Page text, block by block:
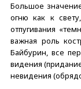
Большое
огню как к
отпугивания
важная роль
Байбурин, все
видения
невидения